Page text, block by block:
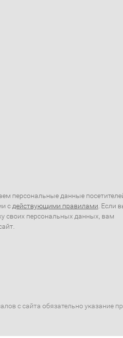
персональные данные
с действующими правилами . Если
своих персональных данных, вам
с сайта обязательно указание